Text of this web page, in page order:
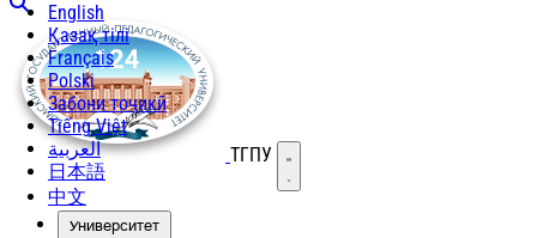
English
Қазақ тілі
Français
Polski
Забони тоҷикӣ
Tiếng Việt
العربية
日本語
中文
ТГПУ Открыть меню
Университет